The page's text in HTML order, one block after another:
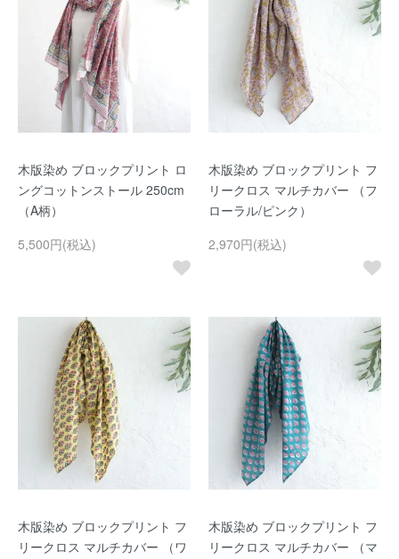
木版染め ブロックプリント ロ
ングコットンストール 250cm
（A柄）
5,500円(税込)
木版染め ブロックプリント フ
リークロス マルチカバー （フ
ローラル/ピンク）
2,970円(税込)
木版染め ブロックプリント フ
リークロス マルチカバー （ワ
木版染め ブロックプリント フ
リークロス マルチカバー （マ